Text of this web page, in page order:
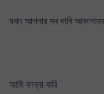
যখন আপনার সব দাবি
আমি কান্না করি